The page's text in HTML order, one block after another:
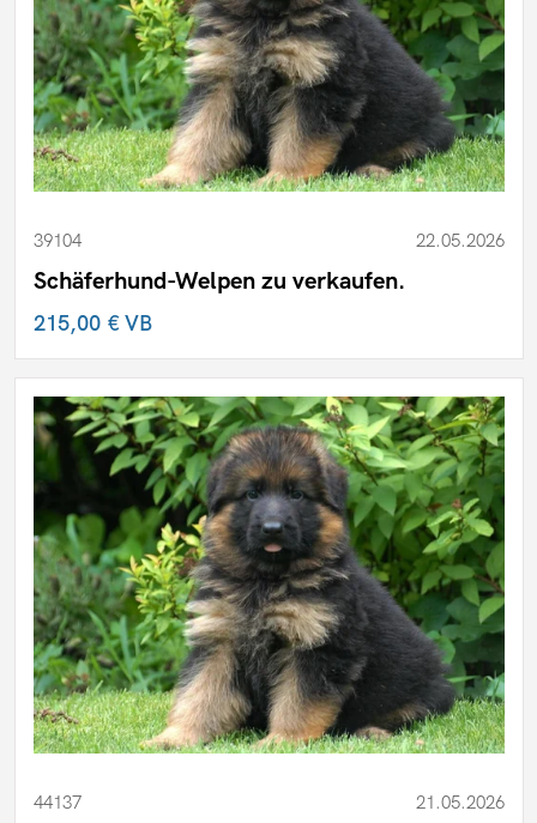
Sonstige Hunde
Hundefutter
Welpen
39104 22.05.2026
Schäferhund-Welpen zu verkaufen.
215,00 €VB
44137 21.05.2026